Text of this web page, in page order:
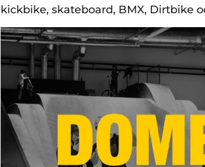
kickbike, skateboard, BMX, Dirtbike